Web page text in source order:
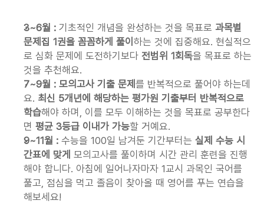
3~6월 : 기초적인 개념을 완성하는 것을 목표로 과목별
문제집 1권을 꼼꼼하게 풀이하는 것에 집중해요. 현실적으
로 심화 문제에 도전하기보다 전범위 1회독을 목표로 하는
것을 추천해요.
7~9월 : 모의고사 기출 문제를 반복적으로 풀어야 하는데
요. 최신 5개년에 해당하는 평가원 기출부터 반복적으로
학습해야 하며, 이를 모두 이해하는 것을 목표로 공부한다
면 평균 3등급 이내가 가능할 거예요.
9~11월 : 수능을 100일 남겨둔 기간부터는 실제 수능 시
간표에 맞게 모의고사를 풀이하며 시간 관리 훈련을 진행
해야 합니다. 아침에 일어나자마자 1교시 과목인 국어를
풀고, 점심을 먹고 졸음이 찾아올 때 영어를 푸는 연습을
해보세요!